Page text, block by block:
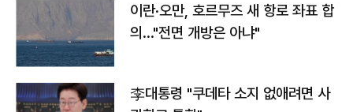
이란·오만, 호르무즈 새 항로 좌표 합
의…"전면 개방은 아냐"
李대통령 "쿠데타 소지 없애려면 사